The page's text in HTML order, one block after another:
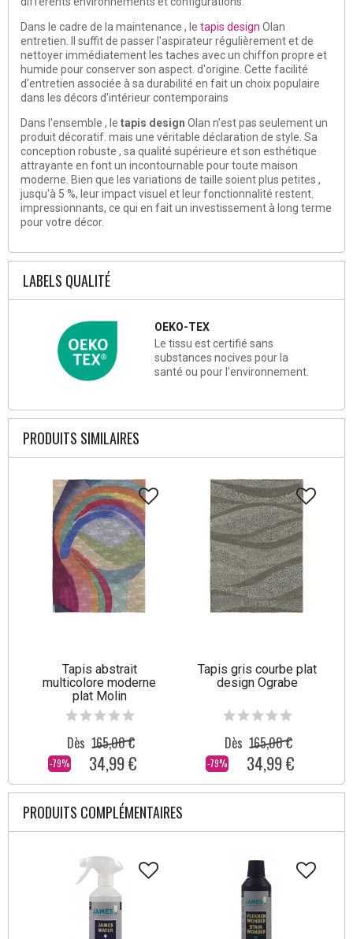
Dans le cadre de la maintenance , le tapis design Olan
entretien. Il suffit de passer l'aspirateur régulièrement et de
nettoyer immédiatement les taches avec un chiffon propre et
humide pour conserver son aspect. d'origine. Cette facilité
d'entretien associée à sa durabilité en fait un choix populaire
dans les décors d'intérieur contemporains
Dans l'ensemble , le tapis design Olan n'est pas seulement un
produit décoratif. mais une véritable déclaration de style. Sa
conception robuste , sa qualité supérieure et son esthétique
attrayante en font un incontournable pour toute maison
moderne. Bien que les variations de taille soient plus petites ,
jusqu'à 5 %, leur impact visuel et leur fonctionnalité restent.
impressionnants, ce qui en fait un investissement à long terme
pour votre décor.
LABELS QUALITÉ
OEKO-TEX
Le tissu est certifié sans
substances nocives pour la
santé ou pour l'environnement.
PRODUITS SIMILAIRES
Tapis abstrait
multicolore moderne
plat Molin
-79%
Dès 165,00 €
34,99 €
Tapis gris courbe plat
design Ograbe
-79%
Dès 165,00 €
34,99 €
PRODUITS COMPLÉMENTAIRES